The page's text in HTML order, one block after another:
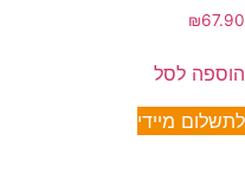
₪67.90
הוספה לסל
לתשלום מיידי